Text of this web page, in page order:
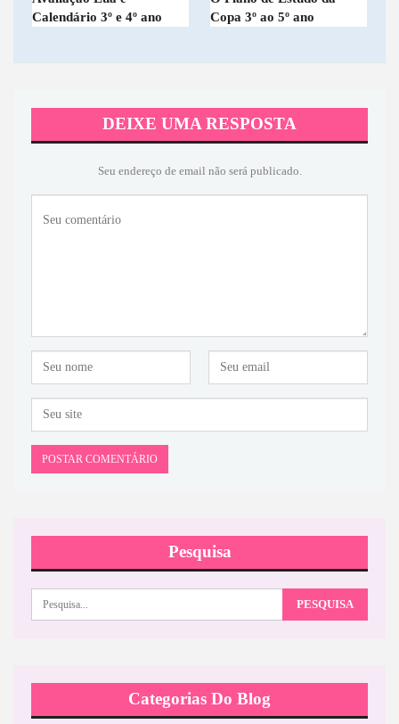
Calendário 3º e 4º ano
Copa 3º ao 5º ano
DEIXE UMA RESPOSTA
Seu endereço de email não será publicado.
Pesquisa
Categorias Do Blog